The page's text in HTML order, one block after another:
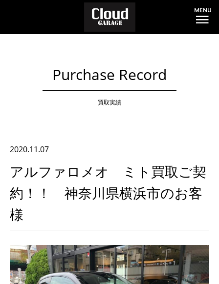
Purchase Record
買取実績
2020.11.07
アルファロメオ ミト買取ご契
約！！ 神奈川県横浜市のお客
様